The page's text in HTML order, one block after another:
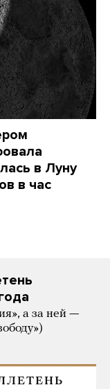
в Луну
в час
а за ней —